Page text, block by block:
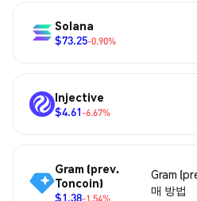
Solana
$73.25-0.90%
Injective
$4.61-6.67%
Gram (prev.
Toncoin)
$1.38-1.54%
Gram
매 방법